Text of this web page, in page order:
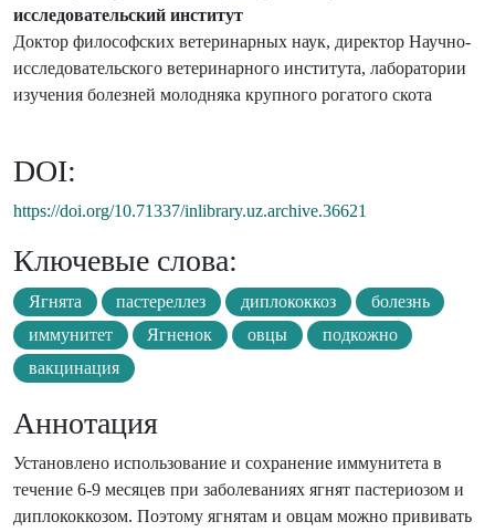
исследовательский институт
Доктор философских ветеринарных наук, директор Научно-
исследовательского ветеринарного института, лаборатории
изучения болезней молодняка крупного рогатого скота
DOI:
https://doi.org/10.71337/inlibrary.uz.archive.36621
Ключевые слова:
Ягнята пастереллез диплококкоз
болезнь
иммунитет
Ягненок овцы
подкожно
вакцинация
Аннотация
Установлено использование и сохранение иммунитета в
течение 6-9 месяцев при заболеваниях ягнят пастериозом и
диплококкозом. Поэтому ягнятам и овцам можно прививать